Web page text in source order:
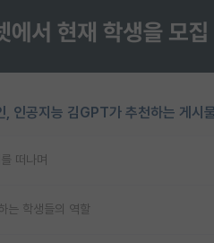
, 인공지능 김GPT가 추천하는 게시
떠나며
는 학생들의 역할